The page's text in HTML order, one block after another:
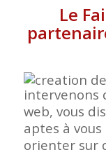
Le
intervenons
web, vous
aptes à
orienter sur